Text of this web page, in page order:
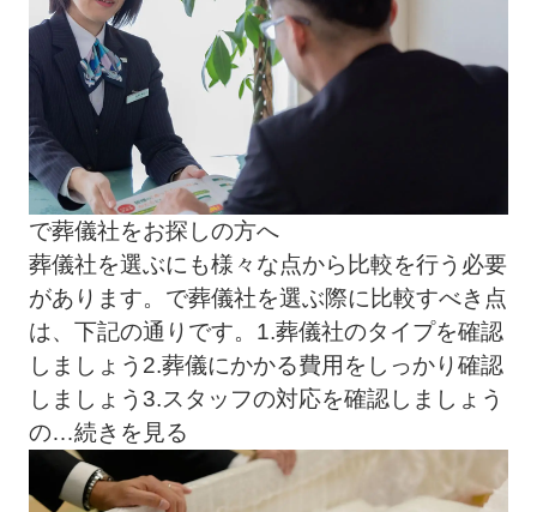
で葬儀社をお探しの方へ
葬儀社を選ぶにも様々な点から比較を行う必要
があります。で葬儀社を選ぶ際に比較すべき点
は、下記の通りです。1.葬儀社のタイプを確認
しましょう2.葬儀にかかる費用をしっかり確認
しましょう3.スタッフの対応を確認しましょう
の…続きを見る